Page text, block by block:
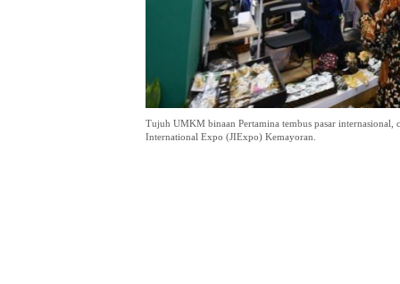
Tujuh UMKM binaan Pertamina tembus pasar
International Expo (JIExpo) Kemayoran.